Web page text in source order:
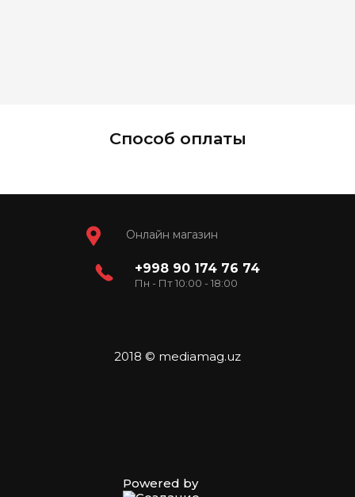
Способ оплаты
Онлайн магазин
+998 90 174 76 74
Пн - Пт 10:00 - 18:00
2018 © mediamag.uz
Powered by